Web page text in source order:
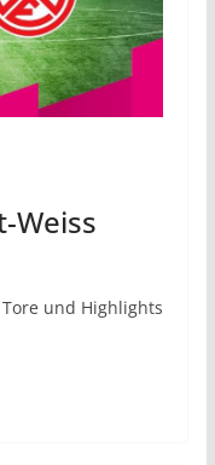
Weiss
Tore und Highlights